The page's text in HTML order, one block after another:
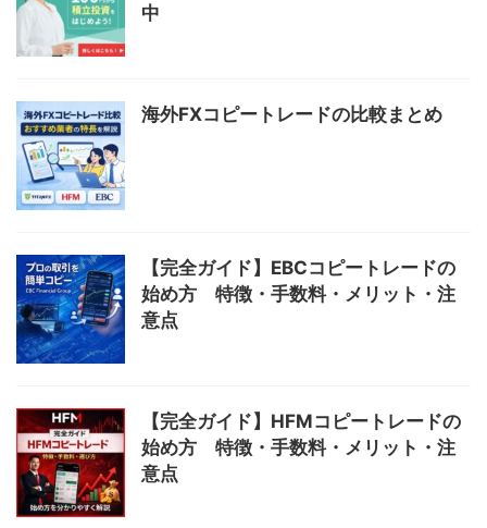
中
海外FXコピートレードの比較まとめ
【完全ガイド】EBCコピートレードの
始め方 特徴・手数料・メリット・注
意点
【完全ガイド】HFMコピートレードの
始め方 特徴・手数料・メリット・注
意点